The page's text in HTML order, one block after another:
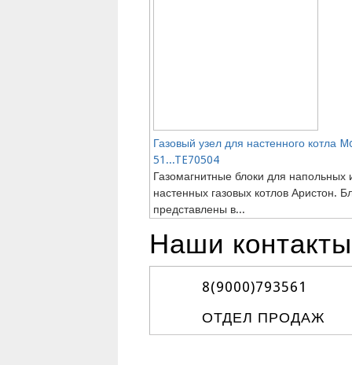
Газовый узел для настенного котла
51...TE70504
Газомагнитные блоки для напольных
настенных газовых котлов Аристон.
представлены в...
Наши контакты
8(9000)793561
ОТДЕЛ ПРОДАЖ